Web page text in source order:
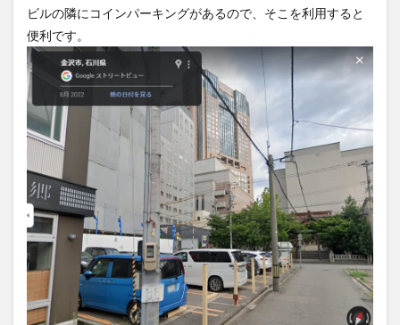
ビルの隣にコインパーキングがあるので、そこを利用すると
便利です。